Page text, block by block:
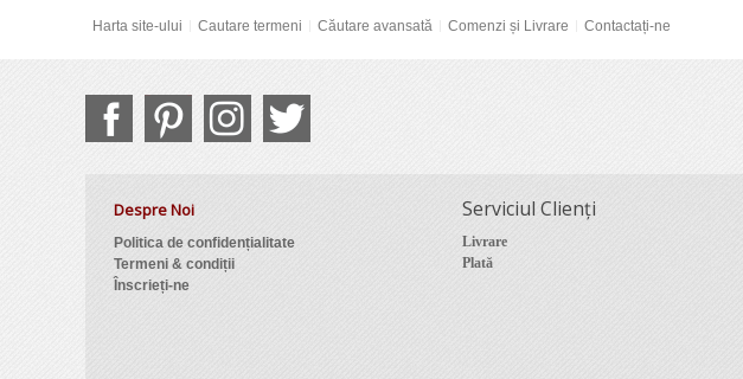
Harta site-ului Cautare termeni Căutare avansată Comenzi și Livrare Contactați-ne
Despre Noi
Politica de confidențialitate
Termeni & condiții
Înscrieți-ne
Serviciul Clienți
Livrare
Plată